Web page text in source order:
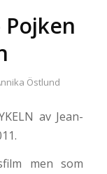
Östlund
av Jean-
men som